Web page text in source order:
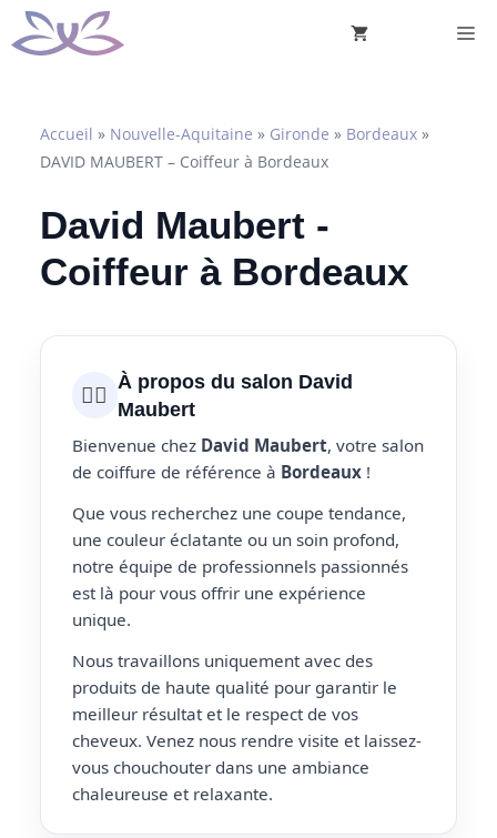
Aller
au
Accueil » Nouvelle-Aquitaine » Gironde » Bordeaux »
DAVID MAUBERT – Coiffeur à Bordeaux
David Maubert -
Coiffeur à Bordeaux
💇‍♀️ À propos du salon David
Maubert
Bienvenue chez David Maubert, votre salon
de coiffure de référence à Bordeaux !
Que vous recherchez une coupe tendance,
une couleur éclatante ou un soin profond,
notre équipe de professionnels passionnés
est là pour vous offrir une expérience
unique.
Nous travaillons uniquement avec des
produits de haute qualité pour garantir le
meilleur résultat et le respect de vos
cheveux. Venez nous rendre visite et laissez-
vous chouchouter dans une ambiance
chaleureuse et relaxante.